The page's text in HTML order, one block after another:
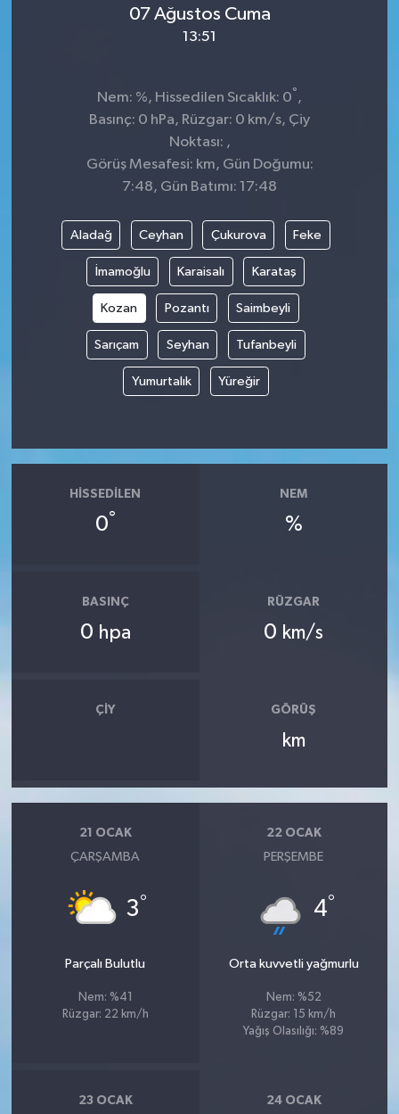
07 Ağustos Cuma
13:51
Nem: %, Hissedilen Sıcaklık: 0° ,
Basınç: 0 hPa, Rüzgar: 0 km/s, Çiy
Noktası: ,
Görüş Mesafesi: km, Gün Doğumu:
7:48, Gün Batımı: 17:48
Aladağ Ceyhan Çukurova Feke
İmamoğlu Karaisalı Karataş
Kozan Pozantı Saimbeyli
Sarıçam Seyhan Tufanbeyli
Yumurtalık Yüreğir
HISSEDILEN
0°
NEM
%
BASINÇ
0 hpa
RÜZGAR
0 km/s
ÇIY GÖRÜŞ
km
21 OCAK
ÇARŞAMBA
3°
Parçalı Bulutlu
Nem: %41
Rüzgar: 22 km/h
22 OCAK
PERŞEMBE
4°
Orta kuvvetli yağmurlu
Nem: %52
Rüzgar: 15 km/h
Yağış Olasılığı: %89
23 OCAK 24 OCAK